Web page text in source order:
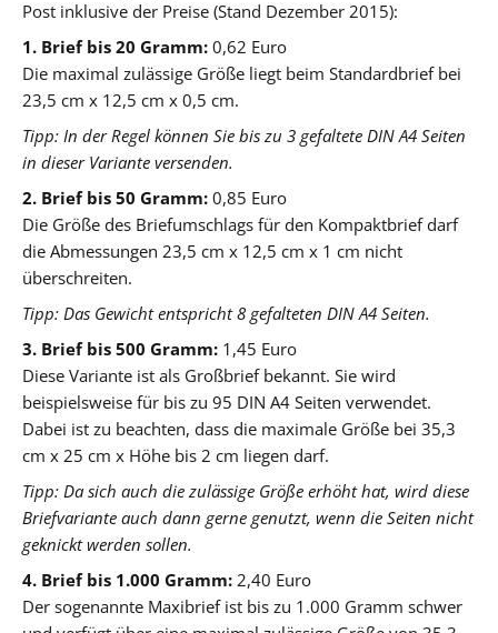
Post inklusive der Preise (Stand Dezember 2015):
1. Brief bis 20 Gramm: 0,62 Euro
Die maximal zulässige Größe liegt beim Standardbrief bei
23,5 cm x 12,5 cm x 0,5 cm.
Tipp: In der Regel können Sie bis zu 3 gefaltete DIN A4 Seiten
in dieser Variante versenden.
2. Brief bis 50 Gramm: 0,85 Euro
Die Größe des Briefumschlags für den Kompaktbrief darf
die Abmessungen 23,5 cm x 12,5 cm x 1 cm nicht
überschreiten.
Tipp: Das Gewicht entspricht 8 gefalteten DIN A4 Seiten.
3. Brief bis 500 Gramm: 1,45 Euro
Diese Variante ist als Großbrief bekannt. Sie wird
beispielsweise für bis zu 95 DIN A4 Seiten verwendet.
Dabei ist zu beachten, dass die maximale Größe bei 35,3
cm x 25 cm x Höhe bis 2 cm liegen darf.
Tipp: Da sich auch die zulässige Größe erhöht hat, wird diese
Briefvariante auch dann gerne genutzt, wenn die Seiten nicht
geknickt werden sollen.
4. Brief bis 1.000 Gramm: 2,40 Euro
Der sogenannte Maxibrief ist bis zu 1.000 Gramm schwer